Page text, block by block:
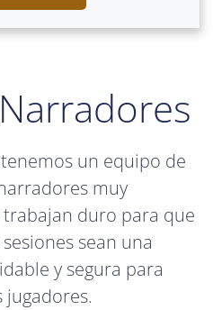
un equipo de
muy
duro para que
sean una
y segura para
jugadores.